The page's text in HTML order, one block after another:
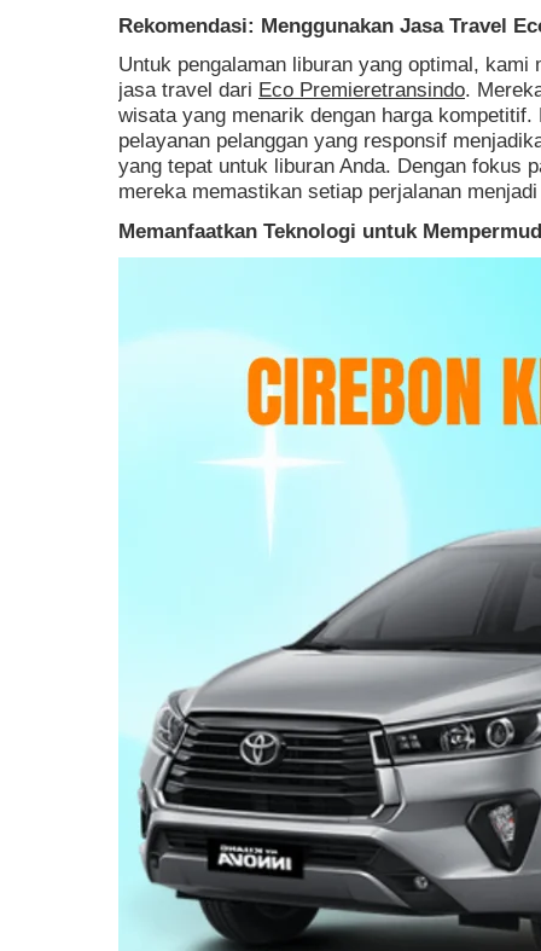
Rekomendasi: Menggunakan Jasa Travel
Untuk pengalaman liburan yang optimal, kami
jasa travel dari Eco Premieretransindo.
wisata yang menarik dengan harga
pelayanan pelanggan yang responsif
yang tepat untuk liburan Anda. Dengan fokus
mereka memastikan setiap perjalanan
Memanfaatkan Teknologi untuk